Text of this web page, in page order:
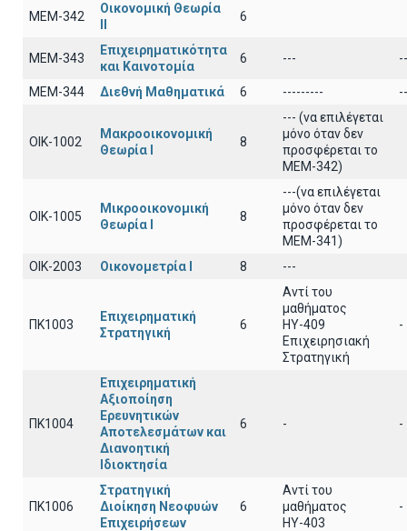
ΜΕΜ-342
Οικονομική Θεωρία
6
ΜΕΜ-343
Επιχειρηματικότητα
και Καινοτομία
6 ---
ΜΕΜ-344 Διεθνή Μαθηματικά 6 ---------
ΟΙΚ-1002
Μακροοικονομική
Θεωρία Ι
8
--- (να επιλέγεται
μόνο όταν δεν
προσφέρεται το
ΜΕΜ-342)
ΟΙΚ-1005
Μικροοικονομική
Θεωρία Ι
8
---(να επιλέγεται
μόνο όταν δεν
προσφέρεται το
ΜΕΜ-341)
ΟΙΚ-2003
Οικονομετρία Ι 8 ---
ΠΚ1003
Επιχειρηματική
Στρατηγική
6
Αντί του
μαθήματος
ΗΥ-409
Επιχειρησιακή
Στρατηγική
-
ΠΚ1004
Επιχειρηματική
Αξιοποίηση
Ερευνητικών
Αποτελεσμάτων και
Διανοητική
Ιδιοκτησία
6 - -
ΠΚ1006
Στρατηγική
Διοίκηση Νεοφυών
Επιχειρήσεων
6
Αντί του
μαθήματος
ΗΥ-403
-